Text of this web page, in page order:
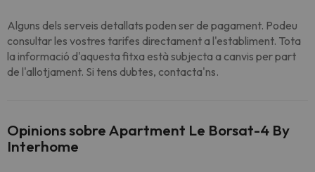
Alguns dels serveis detallats poden ser de pagament. Podeu
consultar les vostres tarifes directament a l'establiment. Tota
la informació d'aquesta fitxa està subjecta a canvis per part
de l'allotjament. Si tens dubtes, contacta'ns.
Opinions sobre Apartment Le Borsat-4 By
Interhome